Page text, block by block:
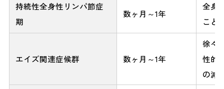
持続性全身性リンパ節症
期
数ヶ月～1年
全身
こと
エイズ関連症候群 数ヶ月～1年
徐々
性的
の減